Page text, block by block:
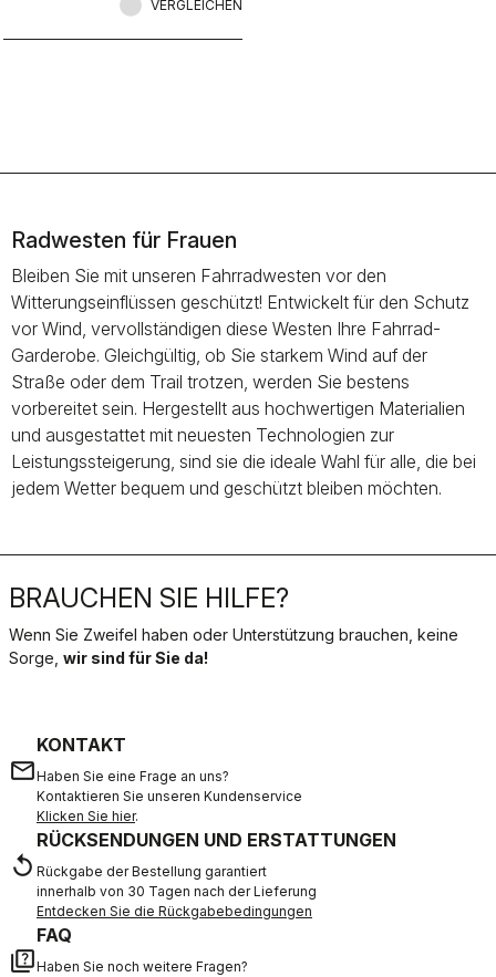
Stretch-Passform. Wenn sie nicht
Trikottasche. All dies macht sie zu
VERGLEICHEN
Radwesten für Frauen
Bleiben Sie mit unseren Fahrradwesten vor den
Witterungseinflüssen geschützt! Entwickelt für den Schutz
vor Wind, vervollständigen diese Westen Ihre Fahrrad-
Garderobe. Gleichgültig, ob Sie starkem Wind auf der
Straße oder dem Trail trotzen, werden Sie bestens
vorbereitet sein. Hergestellt aus hochwertigen Materialien
und ausgestattet mit neuesten Technologien zur
Leistungssteigerung, sind sie die ideale Wahl für alle, die bei
jedem Wetter bequem und geschützt bleiben möchten.
BRAUCHEN SIE HILFE?
Wenn Sie Zweifel haben oder Unterstützung brauchen, keine
Sorge, wir sind für Sie da!
email
KONTAKT
Haben Sie eine Frage an uns?
Kontaktieren Sie unseren Kundenservice
Klicken Sie hier.
replay
RÜCKSENDUNGEN UND ERSTATTUNGEN
Rückgabe der Bestellung garantiert
innerhalb von 30 Tagen nach der Lieferung
Entdecken Sie die Rückgabebedingungen
quiz
FAQ
Haben Sie noch weitere Fragen?